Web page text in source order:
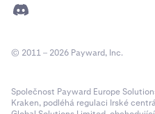
© 2011 – 2026 Payward, Inc.
Společnost Payward Europe
Kraken, podléhá regulaci Irské